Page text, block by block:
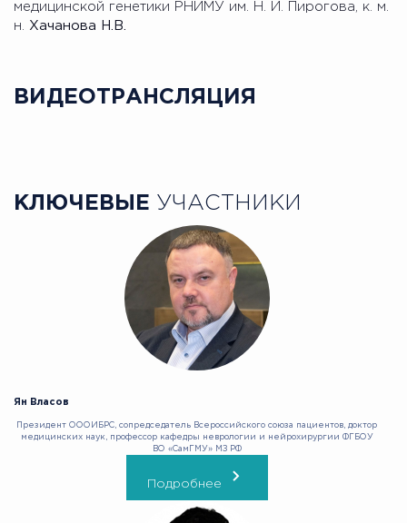
медицинской генетики РНИМУ им. Н. И. Пирогова, к. м.
н. Хачанова Н.В.
ВИДЕОТРАНСЛЯЦИЯ
КЛЮЧЕВЫЕ УЧАСТНИКИ
Ян Власов
Президент ОООИБРС, сопредседатель Всероссийского союза пациентов, доктор
медицинских наук, профессор кафедры неврологии и нейрохирургии ФГБОУ
ВО «СамГМУ» МЗ РФ
Подробнее